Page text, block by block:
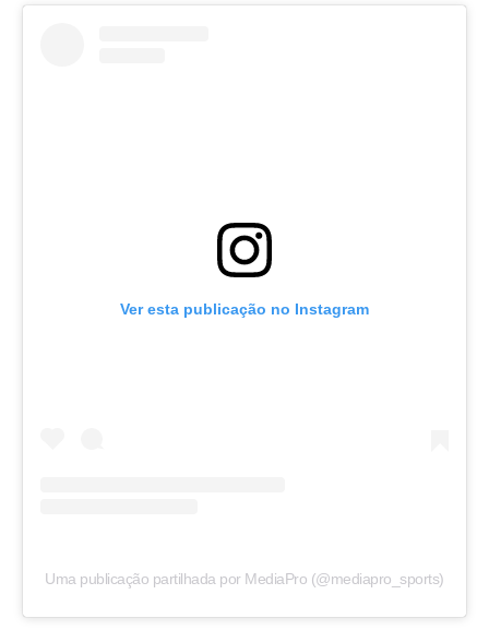
Ver esta publicação no Instagram
Uma publicação partilhada por MediaPro (@mediapro_sports)